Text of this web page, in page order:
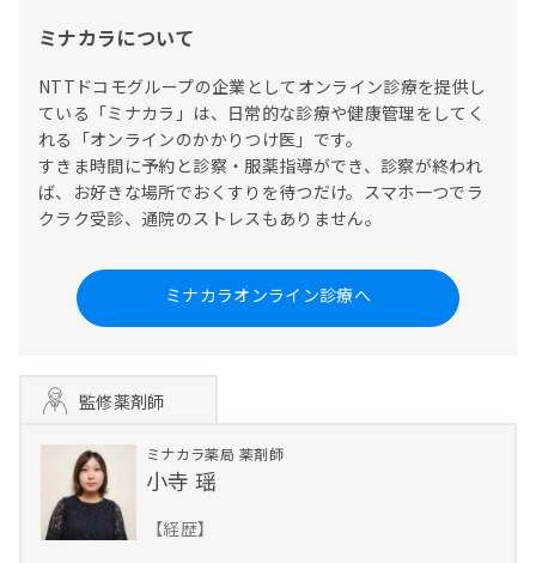
ミナカラについて
NTTドコモグループの企業としてオンライン診療を提供し
ている「ミナカラ」は、日常的な診療や健康管理をしてく
れる「オンラインのかかりつけ医」です。
すきま時間に予約と診察・服薬指導ができ、診察が終われ
ば、お好きな場所でおくすりを待つだけ。スマホ一つでラ
クラク受診、通院のストレスもありません。
ミナカラオンライン診療へ
監修薬剤師
ミナカラ薬局 薬剤師
小寺 瑶
【経歴】